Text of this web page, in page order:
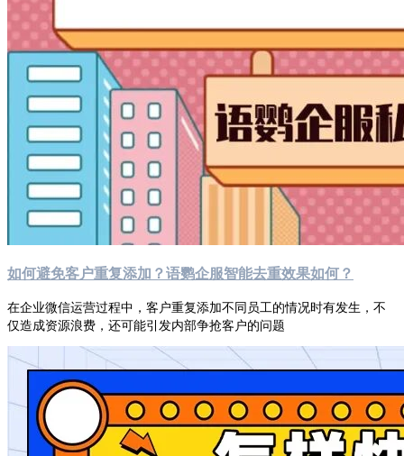
如何避免客户重复添加？语鹦企服智能去重效果如何？
在企业微信运营过程中，客户重复添加不同员工的情况时有发生，不
仅造成资源浪费，还可能引发内部争抢客户的问题